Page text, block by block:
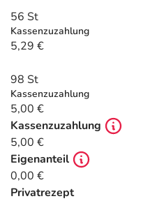
Tierapotheke
Vitamine &
Marken
Salus Deals
56 St
Kassenzuzahlung
5,29 €
98 St
Kassenzuzahlung
5,00 €
Kassenzuzahlung
5,00 €
Eigenanteil
0,00 €
Privatrezept